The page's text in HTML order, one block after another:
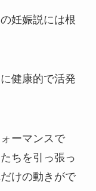
妊娠説には根
健康的で活発
ーマンスで
ちを引っ張っ
けの動きがで